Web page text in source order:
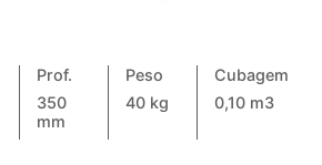
Prof.
350
mm
Peso
40 kg
Cubagem
0,10 m3